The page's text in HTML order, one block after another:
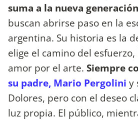
suma a la nueva
buscan abrirse paso en la
argentina. Su historia es la
elige el camino del
amor por el arte. Siempre
su padre, Mario Pergolini y
Dolores, pero con el deseo
luz propia. El público,